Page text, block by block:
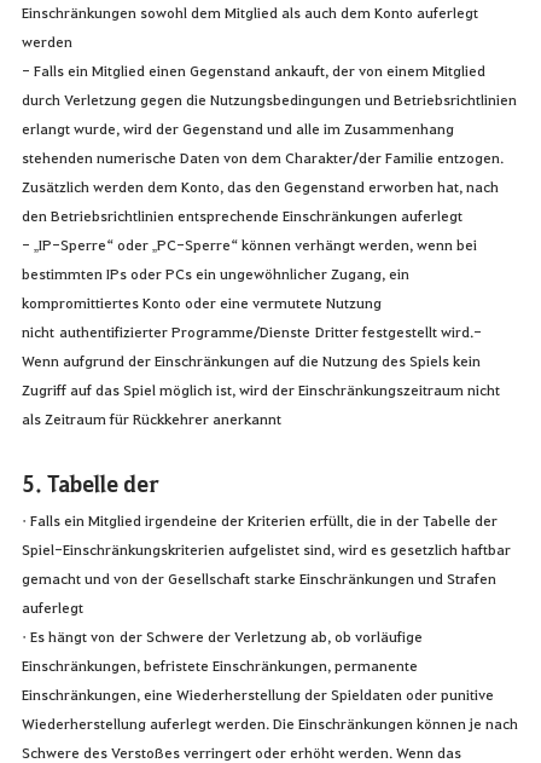
Einschränkungen sowohl dem Mitglied als auch dem Konto auferlegt
werden
- Falls ein Mitglied einen Gegenstand ankauft, der von einem Mitglied
durch Verletzung gegen die Nutzungsbedingungen und Betriebsrichtlinien
erlangt wurde, wird der Gegenstand und alle im Zusammenhang
stehenden numerische Daten von dem Charakter/der Familie entzogen.
Zusätzlich werden dem Konto, das den Gegenstand erworben hat, nach
den Betriebsrichtlinien entsprechende Einschränkungen auferlegt
- „IP-Sperre“ oder „PC-Sperre“ können verhängt werden, wenn bei
bestimmten IPs oder PCs ein ungewöhnlicher Zugang, ein
kompromittiertes Konto oder eine vermutete Nutzung
nicht authentifizierter Programme/Dienste Dritter festgestellt wird.-
Wenn aufgrund der Einschränkungen auf die Nutzung des Spiels kein
Zugriff auf das Spiel möglich ist, wird der Einschränkungszeitraum nicht
als Zeitraum für Rückkehrer anerkannt
5. Tabelle der
• Falls ein Mitglied irgendeine der Kriterien erfüllt, die in der Tabelle der
Spiel-Einschränkungskriterien aufgelistet sind, wird es gesetzlich haftbar
gemacht und von der Gesellschaft starke Einschränkungen und Strafen
auferlegt
• Es hängt von der Schwere der Verletzung ab, ob vorläufige
Einschränkungen, befristete Einschränkungen, permanente
Einschränkungen, eine Wiederherstellung der Spieldaten oder punitive
Wiederherstellung auferlegt werden. Die Einschränkungen können je nach
Schwere des Verstoßes verringert oder erhöht werden. Wenn das